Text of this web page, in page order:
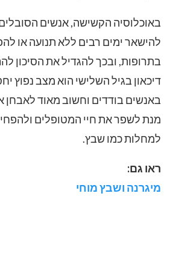
באוכלוסיה הקשישה, אנשים הסובלים
להישאר ימים רבים ללא תנועה או
בתרופות, ובכך להגדיל את הסיכון
דיכאון בגיל השלישי הוא מצב נפוץ
באנשים בודדים וחשוב מאוד לאבחן
מנת לשפר את חיי המטופלים
למחלות כמו שבץ.
ראו גם:
מיגרנה ושבץ מוחי